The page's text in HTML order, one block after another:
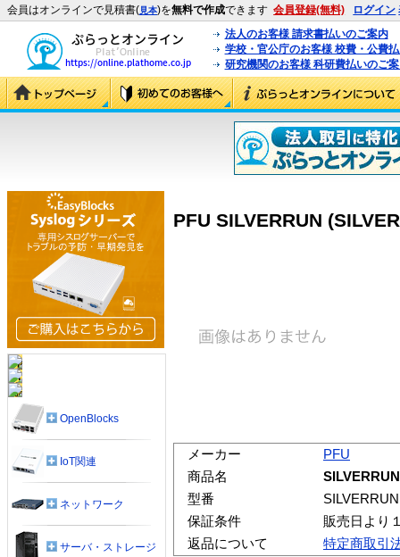
会員はオンラインで見積書(見本)を無料で作成できます 会員登録(無料) ログイン
法人のお客様 請求書払いのご案内
学校・官公庁のお客様 校費・公費
研究機関のお客様 科研費払いのご
PFU SILVERRUN
メーカー
PFU
商品名
SILVERRUN
型番
SILVERRUN
保証条件
販売日より
返品について
特定商取引
OpenBlocks
IoT関連
ネットワーク
サーバ・ストレージ